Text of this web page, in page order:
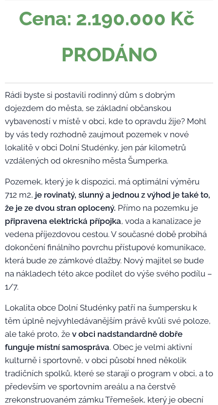
Cena: 2.190.000 Kč
PRODÁNO
Rádi byste si postavili rodinný dům s dobrým
dojezdem do města, se základní občanskou
vybaveností v místě v obci, kde to opravdu žije? Mohl
by vás tedy rozhodně zaujmout pozemek v nové
lokalitě v obci Dolní Studénky, jen pár kilometrů
vzdálených od okresního města Šumperka.
Pozemek, který je k dispozici, má optimální výměru
712 m2, je rovinatý, slunný a jednou z výhod je také to,
že je ze dvou stran oplocený. Přímo na pozemku je
připravena elektrická přípojka, voda a kanalizace je
vedena příjezdovou cestou. V současné době probíhá
dokončení finálního povrchu přístupové komunikace,
která bude ze zámkové dlažby. Nový majitel se bude
na nákladech této akce podílet do výše svého podílu –
1/7.
Lokalita obce Dolní Studénky patří na šumpersku k
těm úplně nejvyhledávanějším právě kvůli své poloze,
ale také proto, že v obci nadstandardně dobře
funguje místní samospráva. Obec je velmi aktivní
kulturně i sportovně, v obci působí hned několik
tradičních spolků, které se starají o program v obci, a to
především ve sportovním areálu a na čerstvě
zrekonstruovaném zámku Třemešek, který je obecní